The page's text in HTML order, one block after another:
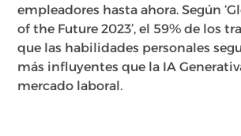
empleadores hasta ahora. Según
of the Future 2023’, el 59% de los
que las habilidades personales
más influyentes que la IA
mercado laboral.